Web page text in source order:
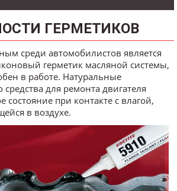
ГЕРМЕТИКОВ
среди автомобилистов является
герметик масляной системы,
в работе. Натуральные
для ремонта двигателя
состояние при контакте с влагой,
в воздухе.